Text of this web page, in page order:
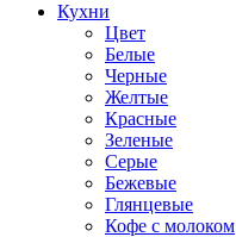
Кухни
Цвет
Белые
Черные
Желтые
Красные
Зеленые
Серые
Бежевые
Глянцевые
Кофе с молоком